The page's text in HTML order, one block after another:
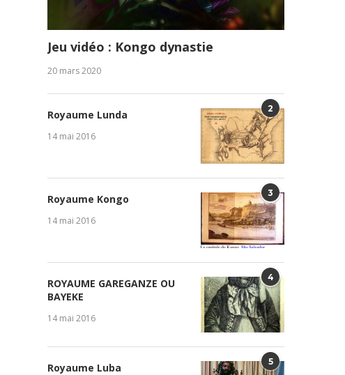
Jeu vidéo : Kongo dynastie
20 mars 2020
2
Royaume Lunda
14 mai 2016
3
Royaume Kongo
14 mai 2016
4
ROYAUME GAREGANZE OU
BAYEKE
14 mai 2016
5
Royaume Luba